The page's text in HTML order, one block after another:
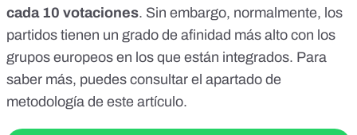
cada 10 votaciones. Sin embargo, normalmente, los
partidos tienen un grado de afinidad más alto con los
grupos europeos en los que están integrados. Para
saber más, puedes consultar el apartado de
metodología de este artículo.